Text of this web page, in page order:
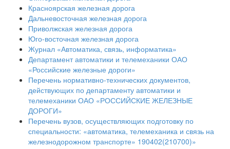
Красноярская железная дорога
Дальневосточная железная дорога
Приволжская железная дорога
Юго-восточная железная дорога
Журнал «Автоматика, связь, информатика»
Департамент автоматики и телемеханики ОАО
«Российские железные дороги»
Перечень нормативно-технических документов,
действующих по департаменту автоматики и
телемеханики ОАО «РОССИЙСКИЕ ЖЕЛЕЗНЫЕ
ДОРОГИ»
Перечень вузов, осуществляющих подготовку по
специальности: «автоматика, телемеханика и связь на
железнодорожном транспорте» 190402(210700)»